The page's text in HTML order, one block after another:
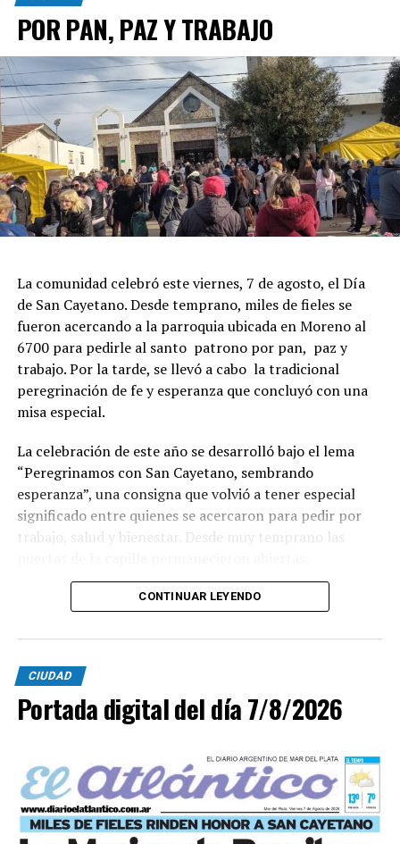
POR PAN, PAZ Y TRABAJO
La comunidad celebró este viernes, 7 de agosto, el Día
de San Cayetano. Desde temprano, miles de fieles se
fueron acercando a la parroquia ubicada en Moreno al
6700 para pedirle al santo patrono por pan, paz y
trabajo. Por la tarde, se llevó a cabo la tradicional
peregrinación de fe y esperanza que concluyó con una
misa especial.
La celebración de este año se desarrolló bajo el lema
“Peregrinamos con San Cayetano, sembrando
esperanza”, una consigna que volvió a tener especial
significado entre quienes se acercaron para pedir por
trabajo, salud y bienestar. Desde muy temprano las
La imagen del santo salió del santuario de Moreno al
las calles del barrio. Grandes, jóvenes y niños y fieles se
sumaron al recorrido con banderas, espigas y distintas
expresiones de fe.
En paralelo, distintos gremios y organizaciones sociales
y trabajo, para visibilizar la situación de trabajadores y
desocupados.
CONTINUAR LEYENDO
CIUDAD
Portada digital del día 7/8/2026